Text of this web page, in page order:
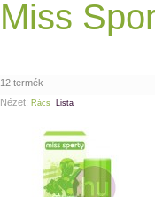
Miss
12 termék
Nézet: Rács Lista